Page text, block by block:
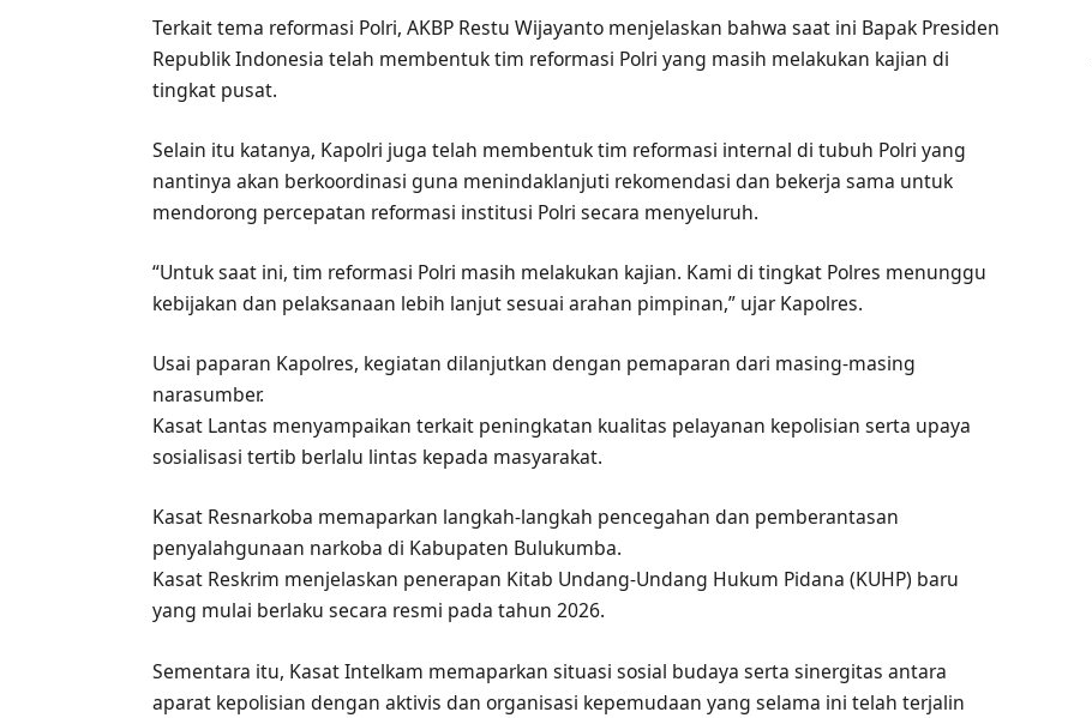
Terkait tema reformasi Polri, AKBP Restu Wijayanto menjelaskan bahwa saat ini Bapak Presiden
Republik Indonesia telah membentuk tim reformasi Polri yang masih melakukan kajian di
tingkat pusat.
Selain itu katanya, Kapolri juga telah membentuk tim reformasi internal di tubuh Polri yang
nantinya akan berkoordinasi guna menindaklanjuti rekomendasi dan bekerja sama untuk
mendorong percepatan reformasi institusi Polri secara menyeluruh.
“Untuk saat ini, tim reformasi Polri masih melakukan kajian. Kami di tingkat Polres menunggu
kebijakan dan pelaksanaan lebih lanjut sesuai arahan pimpinan,” ujar Kapolres.
Usai paparan Kapolres, kegiatan dilanjutkan dengan pemaparan dari masing-masing
narasumber.
Kasat Lantas menyampaikan terkait peningkatan kualitas pelayanan kepolisian serta upaya
sosialisasi tertib berlalu lintas kepada masyarakat.
Kasat Resnarkoba memaparkan langkah-langkah pencegahan dan pemberantasan
penyalahgunaan narkoba di Kabupaten Bulukumba.
Kasat Reskrim menjelaskan penerapan Kitab Undang-Undang Hukum Pidana (KUHP) baru
yang mulai berlaku secara resmi pada tahun 2026.
Sementara itu, Kasat Intelkam memaparkan situasi sosial budaya serta sinergitas antara
aparat kepolisian dengan aktivis dan organisasi kepemudaan yang selama ini telah terjalin